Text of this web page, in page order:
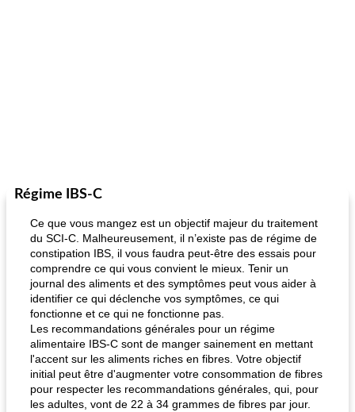
Régime IBS-C
Ce que vous mangez est un objectif majeur du traitement
du SCI-C. Malheureusement, il n’existe pas de régime de
constipation IBS, il vous faudra peut-être des essais pour
comprendre ce qui vous convient le mieux. Tenir un
journal des aliments et des symptômes peut vous aider à
identifier ce qui déclenche vos symptômes, ce qui
fonctionne et ce qui ne fonctionne pas.
Les recommandations générales pour un régime
alimentaire IBS-C sont de manger sainement en mettant
l'accent sur les aliments riches en fibres. Votre objectif
initial peut être d'augmenter votre consommation de fibres
pour respecter les recommandations générales, qui, pour
les adultes, vont de 22 à 34 grammes de fibres par jour.